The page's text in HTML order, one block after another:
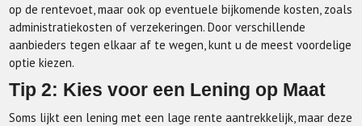
op de rentevoet, maar ook op eventuele bijkomende kosten, zoals
administratiekosten of verzekeringen. Door verschillende
aanbieders tegen elkaar af te wegen, kunt u de meest voordelige
optie kiezen.
Tip 2: Kies voor een Lening op Maat
Soms lijkt een lening met een lage rente aantrekkelijk, maar deze